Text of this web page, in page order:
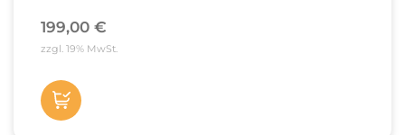
199,00 €
zzgl. 19% MwSt.
Jetzt
kaufen